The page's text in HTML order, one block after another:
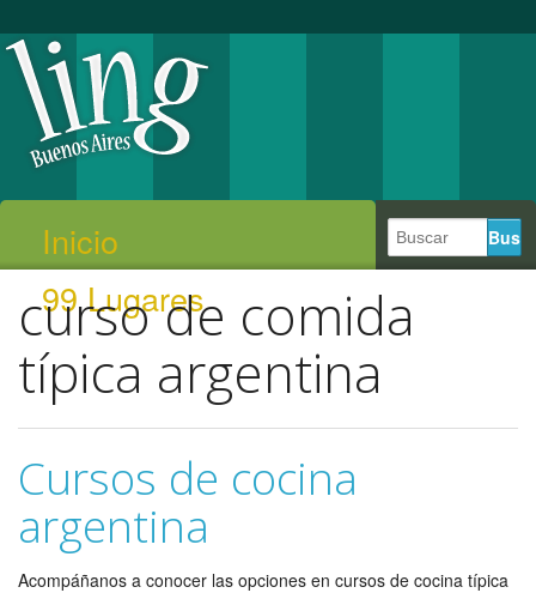
Inicio
99 Lugares
curso de comida
típica argentina
Cursos de cocina
argentina
Acompáñanos a conocer las opciones en cursos de cocina típica